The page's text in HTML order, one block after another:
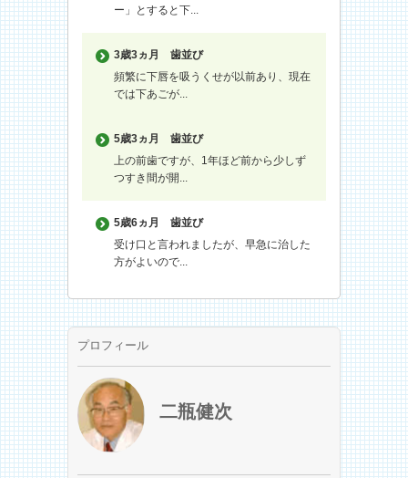
ー」とすると下...
3歳3ヵ月
歯並び
頻繁に下唇を吸うくせが以前あり、現在
では下あごが...
5歳3ヵ月
歯並び
上の前歯ですが、1年ほど前から少しず
つすき間が開...
5歳6ヵ月
歯並び
受け口と言われましたが、早急に治した
方がよいので...
プロフィール
二瓶健次